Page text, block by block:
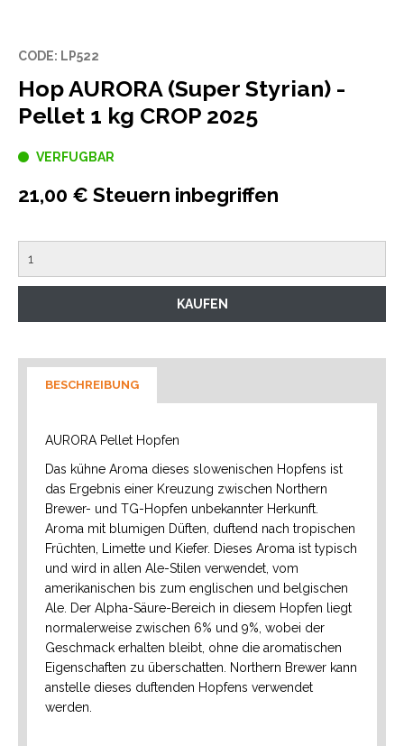
CODE: LP522
Hop AURORA (Super Styrian) -
Pellet 1 kg CROP 2025
VERFUGBAR
21,00 € Steuern inbegriffen
BESCHREIBUNG
AURORA Pellet Hopfen
Das kühne Aroma dieses slowenischen Hopfens ist
das Ergebnis einer Kreuzung zwischen Northern
Brewer- und TG-Hopfen unbekannter Herkunft.
Aroma mit blumigen Düften, duftend nach tropischen
Früchten, Limette und Kiefer. Dieses Aroma ist typisch
und wird in allen Ale-Stilen verwendet, vom
amerikanischen bis zum englischen und belgischen
Ale. Der Alpha-Säure-Bereich in diesem Hopfen liegt
normalerweise zwischen 6% und 9%, wobei der
Geschmack erhalten bleibt, ohne die aromatischen
Eigenschaften zu überschatten. Northern Brewer kann
anstelle dieses duftenden Hopfens verwendet
werden.